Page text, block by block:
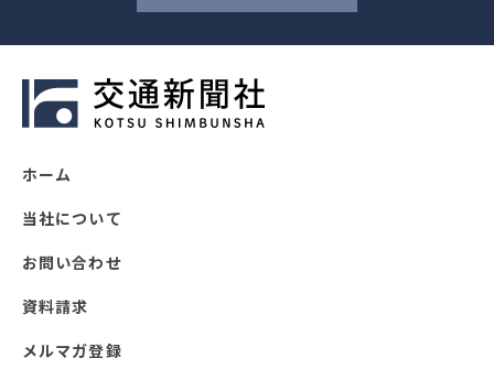
ホーム
当社について
お問い合わせ
資料請求
メルマガ登録